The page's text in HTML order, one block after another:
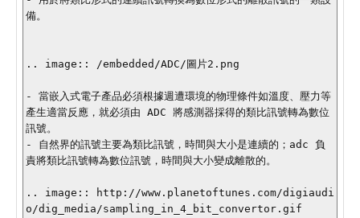
備。
.. image:: /embedded/ADC/圖片2.png
- 當嵌入式電子產品必須根據週遭環境的物理條件如溫度、壓力等
產生適當反應，就必須由 ADC 將感測器採得的類比訊號轉為數位
訊號。
- 自然界的訊號主要為類比訊號，時間與大小是連續的；adc 負
責將類比訊號轉為數位訊號，時間與大小變成離散的。
.. image:: http://www.planetoftunes.com/digiaudi
o/dig_media/sampling_in_4_bit_convertor.gif